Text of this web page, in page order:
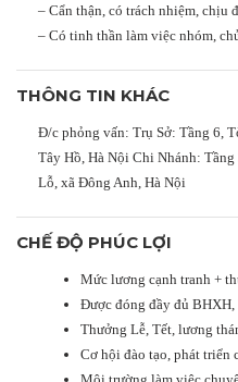
– Cẩn thận, có trách nhiệm, chịu
– Có tinh thần làm việc nhóm,
THÔNG TIN KHÁC
Đ/c phỏng vấn: Trụ Sở: Tầng 6,
Tây Hồ, Hà Nội Chi Nhánh:
Lỗ, xã Đông Anh, Hà Nội
CHẾ ĐỘ PHÚC LỢI
Mức lương cạnh tranh +
Được đóng đầy đủ
Thưởng Lễ, Tết, lương
Cơ hội đào tạo, phát triển